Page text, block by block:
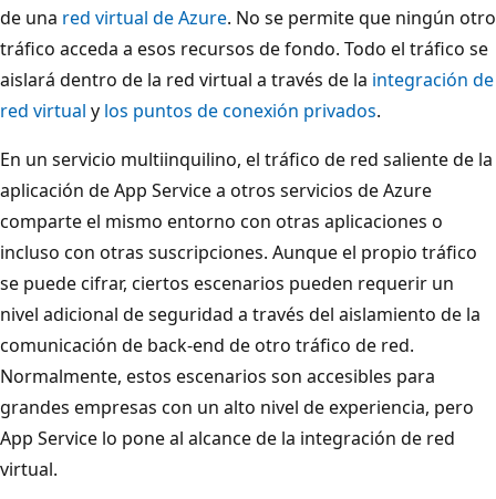
de una red virtual de Azure. No se permite que ningún otro
tráfico acceda a esos recursos de fondo. Todo el tráfico se
aislará dentro de la red virtual a través de la integración de
red virtual y los puntos de conexión privados.
En un servicio multiinquilino, el tráfico de red saliente de la
aplicación de App Service a otros servicios de Azure
comparte el mismo entorno con otras aplicaciones o
incluso con otras suscripciones. Aunque el propio tráfico
se puede cifrar, ciertos escenarios pueden requerir un
nivel adicional de seguridad a través del aislamiento de la
comunicación de back-end de otro tráfico de red.
Normalmente, estos escenarios son accesibles para
grandes empresas con un alto nivel de experiencia, pero
App Service lo pone al alcance de la integración de red
virtual.